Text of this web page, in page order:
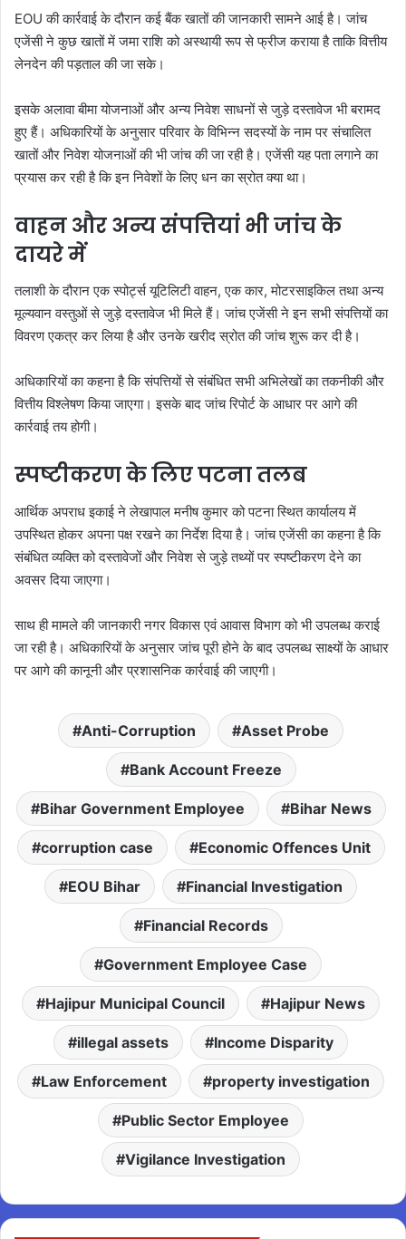
EOU की कार्रवाई के दौरान कई बैंक खातों की जानकारी सामने आई है। जांच
एजेंसी ने कुछ खातों में जमा राशि को अस्थायी रूप से फ्रीज कराया है ताकि वित्तीय
लेनदेन की पड़ताल की जा सके।
इसके अलावा बीमा योजनाओं और अन्य निवेश साधनों से जुड़े दस्तावेज भी बरामद
हुए हैं। अधिकारियों के अनुसार परिवार के विभिन्न सदस्यों के नाम पर संचालित
खातों और निवेश योजनाओं की भी जांच की जा रही है। एजेंसी यह पता लगाने का
प्रयास कर रही है कि इन निवेशों के लिए धन का स्रोत क्या था।
वाहन और अन्य संपत्तियां भी जांच के
दायरे में
तलाशी के दौरान एक स्पोर्ट्स यूटिलिटी वाहन, एक कार, मोटरसाइकिल तथा अन्य
मूल्यवान वस्तुओं से जुड़े दस्तावेज भी मिले हैं। जांच एजेंसी ने इन सभी संपत्तियों का
विवरण एकत्र कर लिया है और उनके खरीद स्रोत की जांच शुरू कर दी है।
अधिकारियों का कहना है कि संपत्तियों से संबंधित सभी अभिलेखों का तकनीकी और
वित्तीय विश्लेषण किया जाएगा। इसके बाद जांच रिपोर्ट के आधार पर आगे की
कार्रवाई तय होगी।
स्पष्टीकरण के लिए पटना तलब
आर्थिक अपराध इकाई ने लेखापाल मनीष कुमार को पटना स्थित कार्यालय में
उपस्थित होकर अपना पक्ष रखने का निर्देश दिया है। जांच एजेंसी का कहना है कि
संबंधित व्यक्ति को दस्तावेजों और निवेश से जुड़े तथ्यों पर स्पष्टीकरण देने का
अवसर दिया जाएगा।
साथ ही मामले की जानकारी नगर विकास एवं आवास विभाग को भी उपलब्ध कराई
जा रही है। अधिकारियों के अनुसार जांच पूरी होने के बाद उपलब्ध साक्ष्यों के आधार
पर आगे की कानूनी और प्रशासनिक कार्रवाई की जाएगी।
Anti-Corruption Asset Probe
Bank Account Freeze
Bihar Government Employee Bihar News
corruption case Economic Offences Unit
EOU Bihar Financial Investigation
Financial Records
Government Employee Case
Hajipur Municipal Council Hajipur News
illegal assets Income Disparity
Law Enforcement property investigation
Public Sector Employee
Vigilance Investigation